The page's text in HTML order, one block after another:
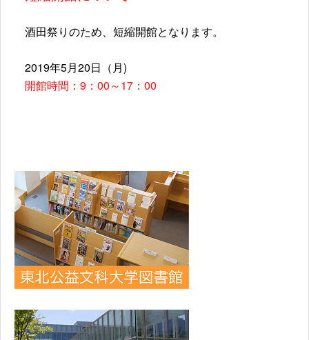
酒田祭りのため、短縮開館となります。
2019年5月20日（月)
開館時間：9：00～17：00